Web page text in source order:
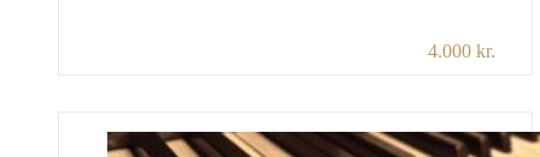
fredens sange i en konfliktfyldt verden. Lad os
4.000 kr.